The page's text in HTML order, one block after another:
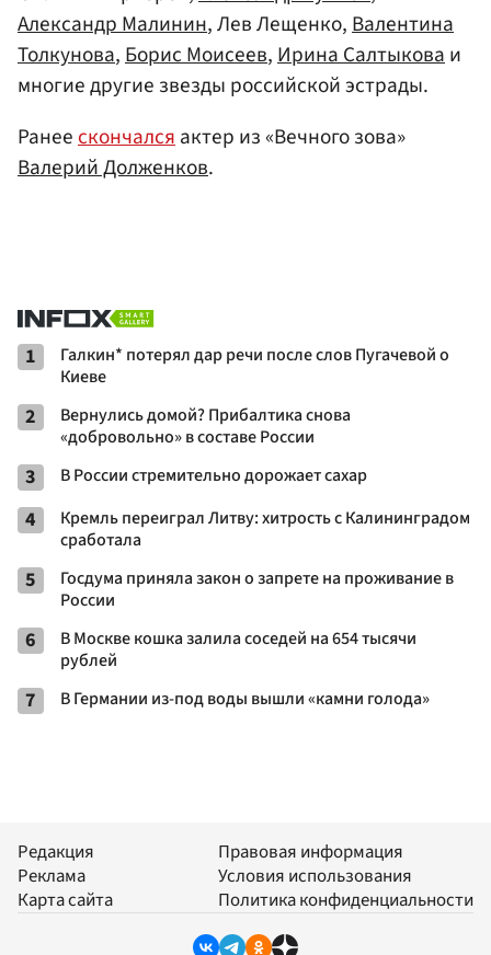
Александр Малинин, Лев Лещенко,Валентина
Толкунова,Борис Моисеев,Ирина Салтыковаи
многие другие звезды российской эстрады.
Ранеескончалсяактер из «Вечного зова»
Валерий Долженков.
1
Галкин* потерял дар речи после слов Пугачевой о
Киеве
2
Вернулись домой? Прибалтика снова
«добровольно» в составе России
3 В России стремительно дорожает сахар
4
Кремль переиграл Литву: хитрость с Калининградом
сработала
5
Госдума приняла закон о запрете на проживание в
России
6
В Москве кошка залила соседей на 654 тысячи
рублей
7 В Германии из-под воды вышли «камни голода»
Редакция
Реклама
Карта сайта
Правовая информация
Условия использования
Политика конфиденциальности